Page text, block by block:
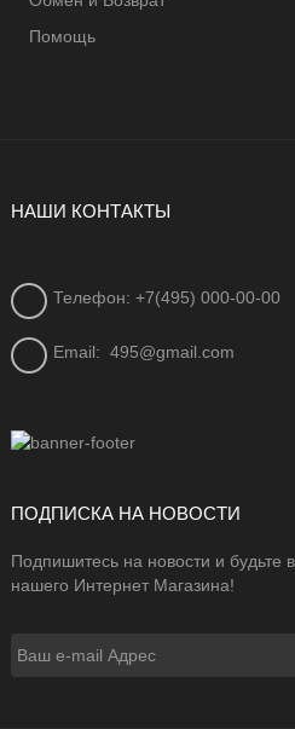
Помощь
НАШИ КОНТАКТЫ
Телефон: +7(495) 000-00-00
Email: 495@gmail.com
ПОДПИСКА НА НОВОСТИ
Подпишитесь на новости и будьте
нашего Интернет Магазина!